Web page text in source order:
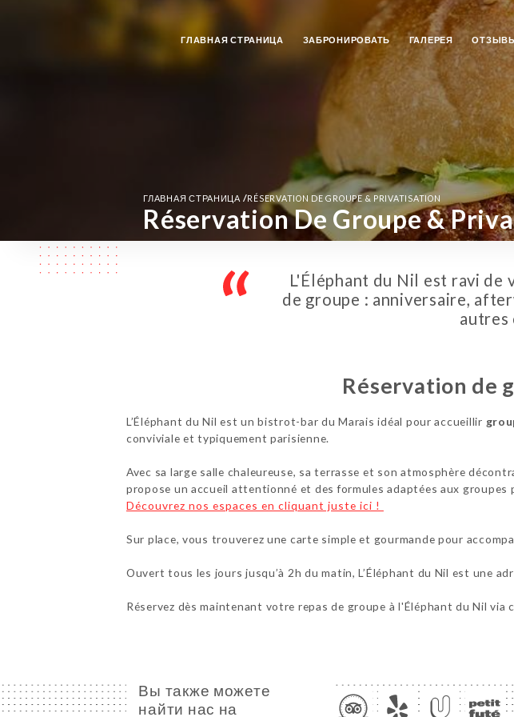
ГЛАВНАЯ СТРАНИЦА ЗАБРОНИРОВАТЬ ГАЛЕРЕЯ
ГЛАВНАЯ СТРАНИЦА /RÉSERVATION DE GROUPE & PRIVATISATION
Réservation De Groupe &
L'Éléphant du Nil est ravi de
de groupe : anniversaire,
autres
Réservation de
L’Éléphant du Nil est un bistrot-bar du Marais idéal pour accueillir
conviviale et typiquement parisienne.
Avec sa large salle chaleureuse, sa terrasse et son atmosphère
propose un accueil attentionné et des formules adaptées aux groupes
Découvrez nos espaces en cliquant juste ici !
Sur place, vous trouverez une carte simple et gourmande pour
Ouvert tous les jours jusqu’à 2h du matin, L’Éléphant du Nil est une
Réservez dès maintenant votre repas de groupe à l'Éléphant du Nil via
Вы также можете
найти нас на